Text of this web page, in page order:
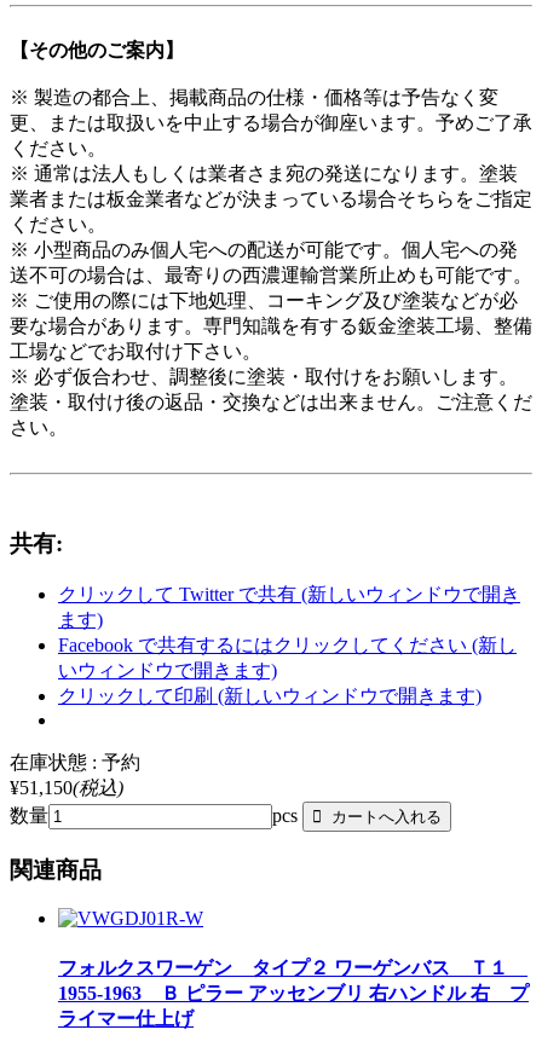
【その他のご案内】
※ 製造の都合上、掲載商品の仕様・価格等は予告なく変
更、または取扱いを中止する場合が御座います。予めご了承
ください。
※ 通常は法人もしくは業者さま宛の発送になります。塗装
業者または板金業者などが決まっている場合そちらをご指定
ください。
※ 小型商品のみ個人宅への配送が可能です。個人宅への発
送不可の場合は、最寄りの西濃運輸営業所止めも可能です。
※ ご使用の際には下地処理、コーキング及び塗装などが必
要な場合があります。専門知識を有する鈑金塗装工場、整備
工場などでお取付け下さい。
※ 必ず仮合わせ、調整後に塗装・取付けをお願いします。
塗装・取付け後の返品・交換などは出来ません。ご注意くだ
さい。
共有:
クリックして Twitter で共有 (新しいウィンドウで開き
ます)
Facebook で共有するにはクリックしてください (新し
いウィンドウで開きます)
クリックして印刷 (新しいウィンドウで開きます)
在庫状態 : 予約
¥51,150(税込)
数量
pcs
関連商品
フォルクスワーゲン タイプ２ ワーゲンバス Ｔ１
1955-1963 Ｂ ピラー アッセンブリ 右ハンドル 右 プ
ライマー仕上げ